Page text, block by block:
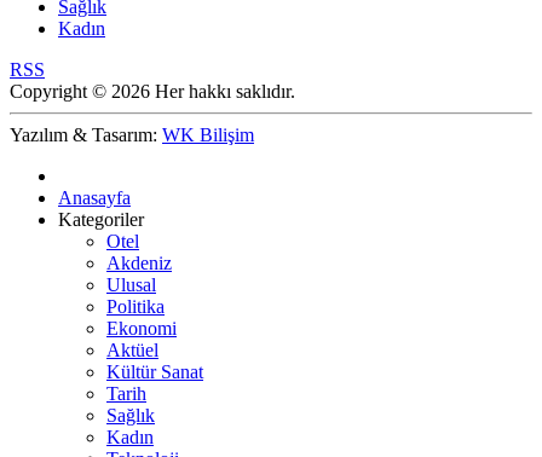
Sağlık
Kadın
RSS
Copyright © 2026 Her hakkı saklıdır.
Yazılım & Tasarım: WK Bilişim
Anasayfa
Kategoriler
Otel
Akdeniz
Ulusal
Politika
Ekonomi
Aktüel
Kültür Sanat
Tarih
Sağlık
Kadın